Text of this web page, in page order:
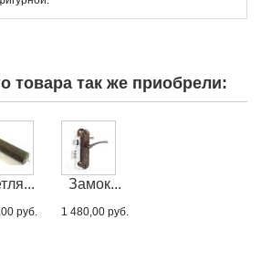
товара так же приобрели:
руб.
Замок...
1 480,00 руб.